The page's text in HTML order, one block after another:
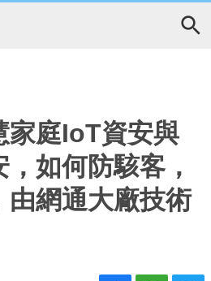
家庭IoT資安與
如何防駭客，
由網通大廠技術